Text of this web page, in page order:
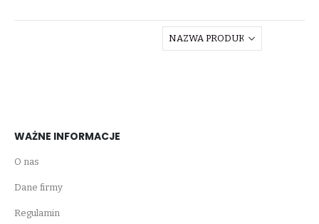
WAŻNE INFORMACJE
O nas
Dane firmy
Regulamin